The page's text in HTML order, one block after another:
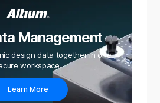
Management
design data together in one
workspace.
Learn More